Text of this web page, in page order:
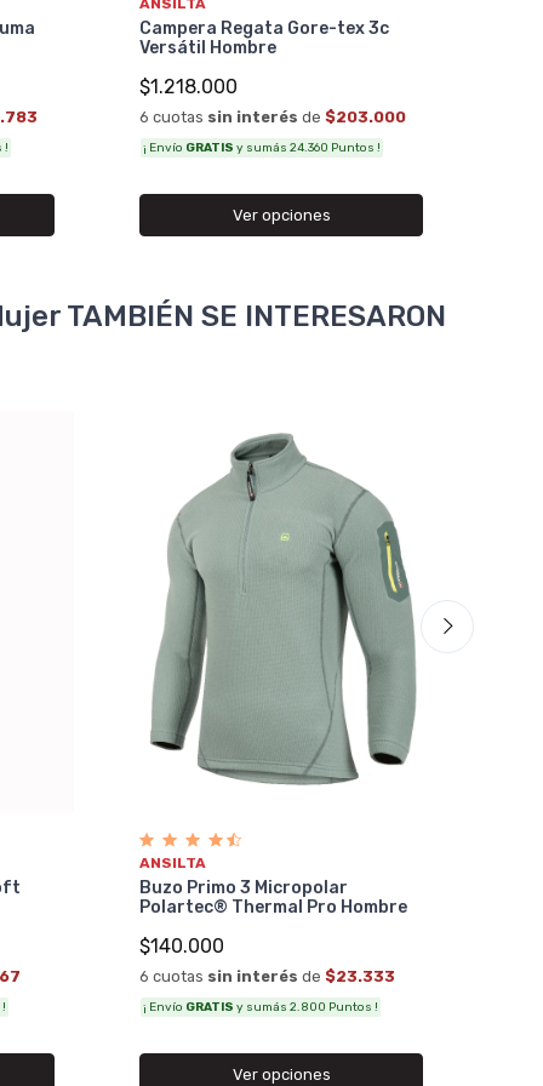
!
ANSILTA
Campera Regata Gore-tex 3c
Versátil Hombre
$1.218.000
6 cuotas sin interés de $203.000
¡ Envío GRATIS y sumás 24.360 Puntos !
Ver opciones
TAMBIÉN SE INTERESARON
ANSILTA
Buzo Primo 3 Micropolar
Polartec® Thermal Pro Hombre
$140.000
6 cuotas sin interés de $23.333
¡ Envío GRATIS y sumás 2.800 Puntos !
Ver opciones